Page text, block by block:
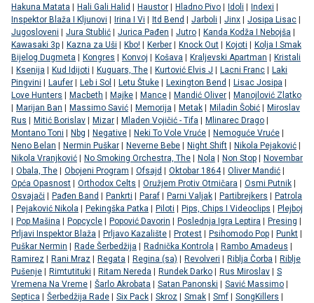
Hakuna Matata | Hali Gali Halid | Haustor | Hladno Pivo | Idoli | Indexi |
Inspektor Blaža I Kljunovi | Irina I Vi | Itd Bend | Jarboli | Jinx | Josipa Lisac |
Jugosloveni | Jura Stublić | Jurica Pađen | Jutro | Kanda Kodža I Nebojša |
Kawasaki 3p | Kazna za Uši | Kbo! | Kerber | Knock Out | Kojoti | Kolja I Smak
Bijelog Dugmeta | Kongres | Konvoj | Košava | Kraljevski Apartman | Kristali
| Ksenija | Kud Idijoti | Kuguars, The | Kurtović Elvis J | Lacni Franc | Laki
Pingvini | Laufer | Leb i Sol | Letu Štuke | Lexington Bend | Lisac Josipa |
Love Hunters | Macbeth | Majke | Mance | Mandić Oliver | Manojlović Zlatko
| Marijan Ban | Massimo Savić | Memorija | Metak | Miladin Šobić | Miroslav
Rus | Mitić Borislav | Mizar | Mladen Vojičić - Tifa | Mlinarec Drago |
Montano Toni | Nbg | Negative | Neki To Vole Vruće | Nemoguće Vruće |
Neno Belan | Nermin Puškar | Neverne Bebe | Night Shift | Nikola Pejaković |
Nikola Vranjković | No Smoking Orchestra, The | Nola | Non Stop | Novembar
| Obala, The | Obojeni Program | Ofsajd | Oktobar 1864| Oliver Mandić |
Opća Opasnost | Orthodox Celts | Oružjem Protiv Otmičara | Osmi Putnik |
Osvajači | Pađen Band | Pankrti | Paraf | Parni Valjak | Partibrejkers | Patrola
| Pejaković Nikola | Pekingška Patka | Piloti | Pips, Chips I Videoclips | Plejboj
| Pop Mašina | Popcycle | Popović Davorin | Poslednja Igra Leptira | Presing |
Prljavi Inspektor Blaža | Prljavo Kazalište | Protest | Psihomodo Pop | Punkt |
Puškar Nermin | Rade Šerbedžija | Radnička Kontrola | Rambo Amadeus |
Ramirez | Rani Mraz | Regata | Regina (sa) | Revolveri | Riblja Čorba | Riblje
Pušenje | Rimtutituki | Ritam Nereda | Rundek Darko | Rus Miroslav | S
Vremena Na Vreme | Šarlo Akrobata | Satan Panonski | Savić Massimo |
Septica | Šerbedžija Rade | Six Pack | Skroz | Smak | Smf | SongKillers |